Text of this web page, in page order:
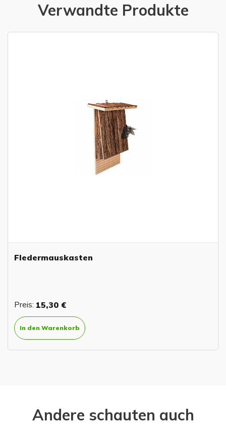
Verwandte Produkte
Fledermauskasten
Preis: 15,30 €
In den Warenkorb
Andere schauten auch